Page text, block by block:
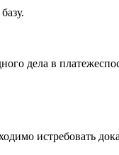
дела в
истребовать